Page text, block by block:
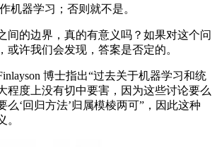
机器学习；否则就不是。
的边界，真的有意义吗？如果对这个问
或许我们会发现，答案是否定的。
博士指出“过去关于机器学习和统
程度上没有切中要害，因为这些讨论要么
么‘回归方法’归属模棱两可”，因此这种
。